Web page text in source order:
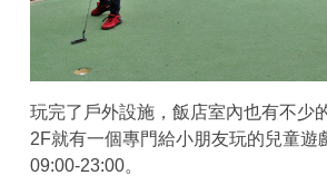
玩完了戶外設施，飯店室內也有不少
2F就有一個專門給小朋友玩的兒童遊
09:00-23:00。